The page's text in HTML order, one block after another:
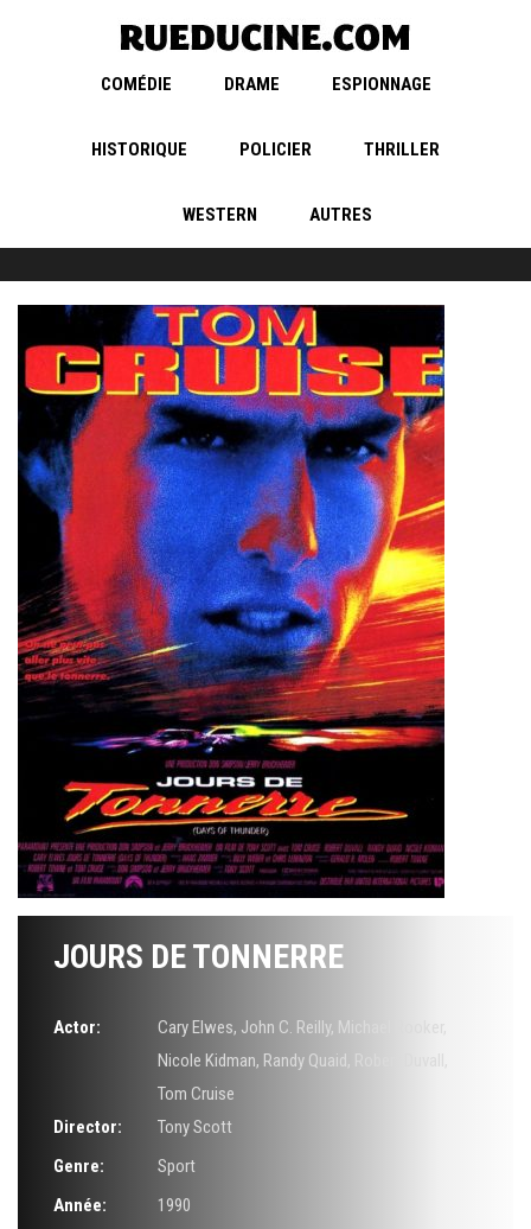
COMÉDIE DRAME ESPIONNAGE
HISTORIQUE POLICIER THRILLER
WESTERN AUTRES
JOURS DE TONNERRE
Actor: Cary Elwes, John C. Reilly, Michael Rooker
Nicole Kidman, Randy Quaid,
Tom Cruise
Director:
Tony Scott
Genre:
Sport
Année:
1990